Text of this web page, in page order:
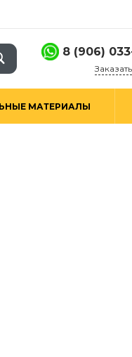
8 (906)
г. Москва,
МАТЕРИАЛЫ